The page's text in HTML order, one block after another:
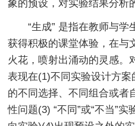
象的预设，对实验结果分析
“生成” 是指在教师与学
获得积极的课堂体验，在与
火花，喷射出涌动的灵感。
表现在(1)不同实验设计方
的不同选择、不同组合或者
性问题(3) “不同”或“不当”